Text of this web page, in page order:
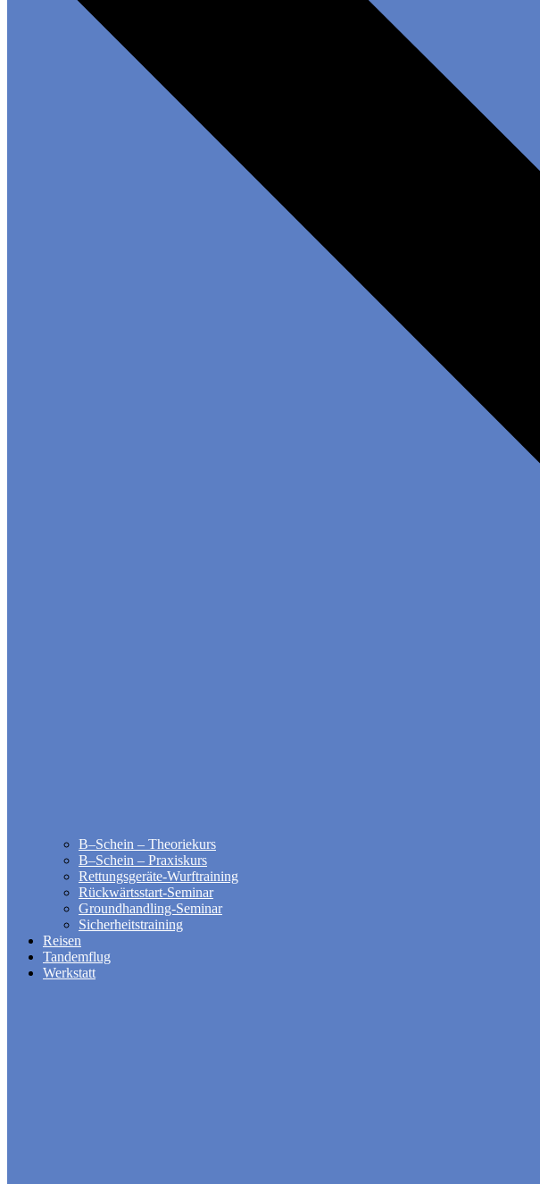
B–Schein – Theoriekurs
B–Schein – Praxiskurs
Rettungsgeräte-Wurftraining
Rückwärtsstart-Seminar
Groundhandling​-Seminar
Sicherheitstraining
Reisen
Tandemflug
Werkstatt